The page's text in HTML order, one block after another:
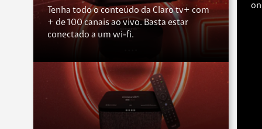
Tenha todo o conteúdo da Claro tv+ com
+ de 100 canais ao vivo. Basta estar
conectado a um wi-fi.